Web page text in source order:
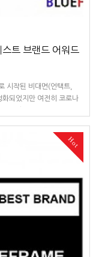
트 브랜드 어워드
시작된 비대면(언택트,
되었지만 여전히 코로나
Hot